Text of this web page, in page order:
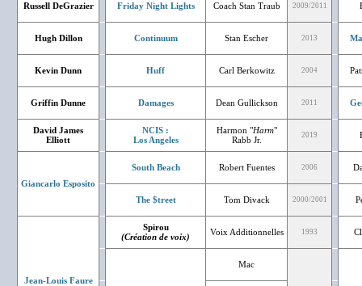
Russell DeGrazier Friday Night Lights Coach Stan Traub 2009/2011
Hugh Dillon Continuum Stan Escher 2013
Kevin Dunn Huff Carl Berkowitz 2004
Griffin Dunne Damages Dean Gullickson 2011
David James
Elliott
NCIS :
Los Angeles
Harmon "Harm"
Rabb Jr.
2019
Giancarlo Esposito
South Beach Robert Fuentes 2006
The $treet Tom Divack 2000/2001
Jean-Louis Faure
Spirou
(Création de voix)
Voix Additionnelles 1993
Mac